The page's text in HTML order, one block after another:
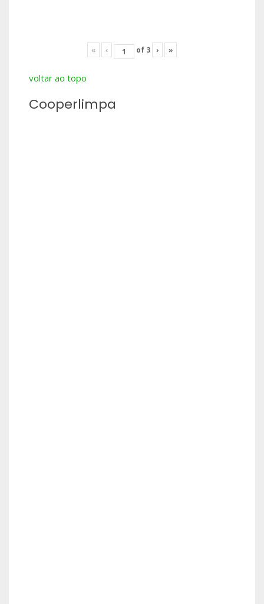
« ‹ of 3 › »
voltar ao topo
Cooperlimpa